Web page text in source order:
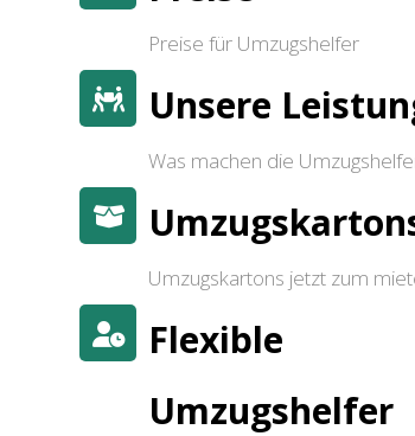
Preise für Umzugshelfer
Unsere
Was machen die
Umzugskartons jetzt zum
Flexible
Umzugshelfer